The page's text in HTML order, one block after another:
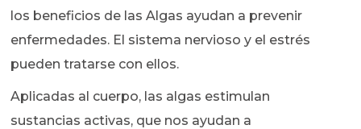
los beneficios de las Algas ayudan a prevenir
enfermedades. El sistema nervioso y el estrés
pueden tratarse con ellos.
Aplicadas al cuerpo, las algas estimulan
sustancias activas, que nos ayudan a